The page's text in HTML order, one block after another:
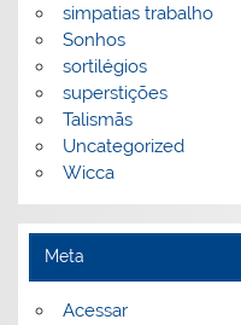
simpatias trabalho
Sonhos
sortilégios
superstições
Talismãs
Uncategorized
Wicca
Meta
Acessar